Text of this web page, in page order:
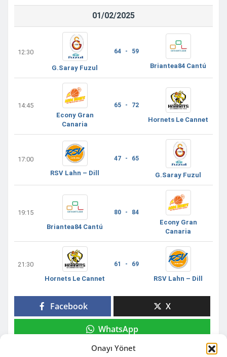
Onayı Yönet
01/02/2025
12:30
G.Saray Fuzul
64 - 59
Briantea84 Cantú
14:45
Econy Gran
Canaria
65 - 72
Hornets Le Cannet
17:00
RSV Lahn – Dill
47 - 65
G.Saray Fuzul
19:15
Briantea84 Cantú
80 - 84
Econy Gran
Canaria
21:30
Hornets Le Cannet
61 - 69
RSV Lahn – Dill
Facebook X
WhatsApp